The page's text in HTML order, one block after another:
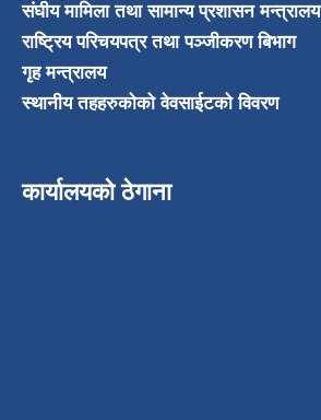
संघीय मामिला तथा सामान्य प्रशासन मन्त्रालय
राष्ट्रिय परिचयपत्र तथा पञ्जीकरण बिभाग
गृह मन्त्रालय
स्थानीय तहहरुकोको वेवसाईटको विवरण
कार्यालयको ठेगाना